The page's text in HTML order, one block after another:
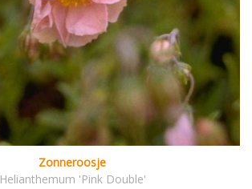
Zonneroosje
Helianthemum 'Pink Double'